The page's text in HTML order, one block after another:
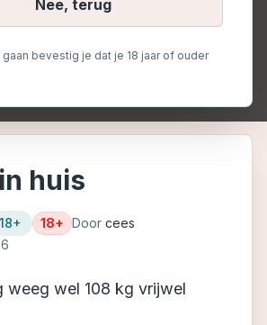
Nee, terug
bevestig je dat je 18 jaar of ouder
huis
18+ Door cees
weeg wel 108 kg vrijwel